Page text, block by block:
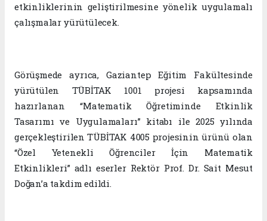
etkinliklerinin geliştirilmesine yönelik uygulamalı
çalışmalar yürütülecek.
Görüşmede ayrıca, Gaziantep Eğitim Fakültesinde
yürütülen TÜBİTAK 1001 projesi kapsamında
hazırlanan “Matematik Öğretiminde Etkinlik
Tasarımı ve Uygulamaları” kitabı ile 2025 yılında
gerçekleştirilen TÜBİTAK 4005 projesinin ürünü olan
“Özel Yetenekli Öğrenciler İçin Matematik
Etkinlikleri” adlı eserler Rektör Prof. Dr. Sait Mesut
Doğan’a takdim edildi.